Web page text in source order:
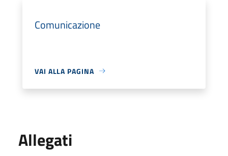
Comunicazione
VAI ALLA PAGINA
Allegati